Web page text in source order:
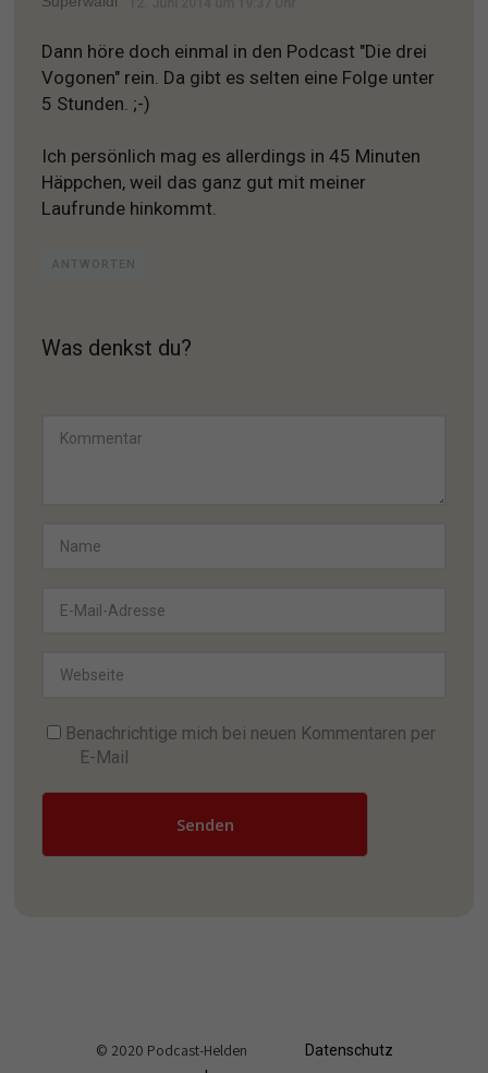
Dann höre doch einmal in den Podcast "Die drei
Vogonen" rein. Da gibt es selten eine Folge unter
5 Stunden. ;-)
Ich persönlich mag es allerdings in 45 Minuten
Häppchen, weil das ganz gut mit meiner
Laufrunde hinkommt.
ANTWORTEN
Was denkst du?
Benachrichtige mich bei neuen Kommentaren per
E-Mail
Senden
© 2020 Podcast-Helden
Datenschutz